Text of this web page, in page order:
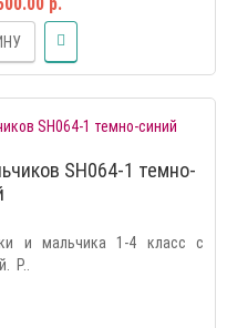
SH064-1 темно-
и мальчика 1-4 класс с
Р..